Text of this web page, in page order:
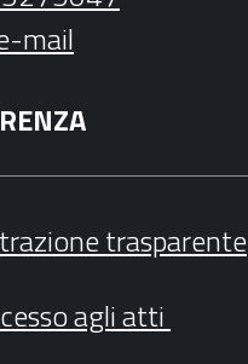
mail
trasparente
agli atti